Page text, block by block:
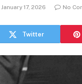
January 17, 2026 No
Twitter